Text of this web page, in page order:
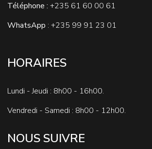
Téléphone : +235 61 60 00 61
WhatsApp : +235 99 91 23 01
HORAIRES
Lundi - Jeudi : 8h00 - 16h00.
Vendredi - Samedi : 8h00 - 12h00.
NOUS SUIVRE